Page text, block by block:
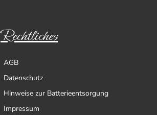
Rechtliches
AGB
Datenschutz
Hinweise zur Batterieentsorgung
Impressum